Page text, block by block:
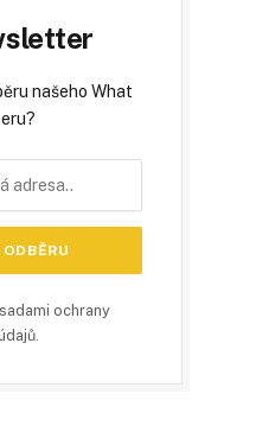
našeho What
ochrany